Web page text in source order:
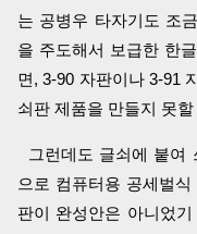
는 공병우 타자기도 조
을 주도해서 보급한 한
면, 3-90 자판이나 3-91
쇠판 제품을 만들지 못
그런데도 글쇠에 붙여
으로 컴퓨터용 공세벌
판이 완성안은 아니었